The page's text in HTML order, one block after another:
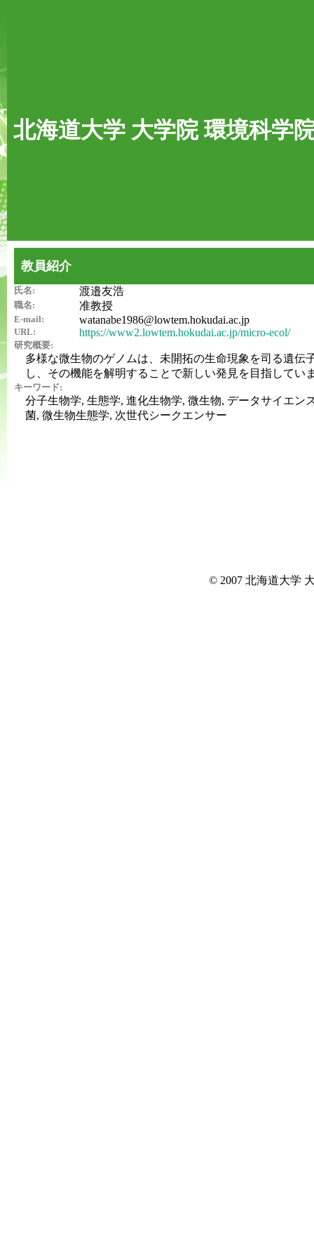
北海道大学 大学院 環境科学
教員紹介
氏名: 渡邉友浩
職名: 准教授
E-mail: watanabe1986@lowtem.hokudai.ac.jp
URL: https://www2.lowtem.hokudai.ac.jp/micro-ecol/
研究概要:
多様な微生物のゲノムは、未開拓の生命現象を司る遺
し、その機能を解明することで新しい発見を目指してい
キーワード:
分子生物学, 生態学, 進化生物学, 微生物, データサイエ
菌, 微生物生態学, 次世代シークエンサー
© 2007 北海道大学